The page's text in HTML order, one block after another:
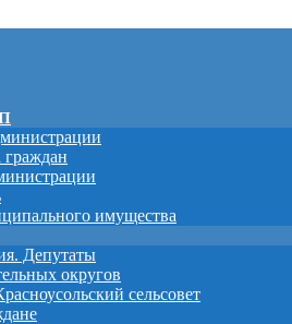
имущества
Депутаты
округов
сельсовет